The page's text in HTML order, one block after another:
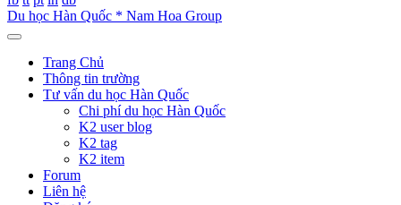
Du học Hàn Quốc * Nam Hoa Group
Trang Chủ
Thông tin trường
Tư vấn du học Hàn Quốc
Chi phí du học Hàn Quốc
K2 user blog
K2 tag
K2 item
Forum
Liên hệ